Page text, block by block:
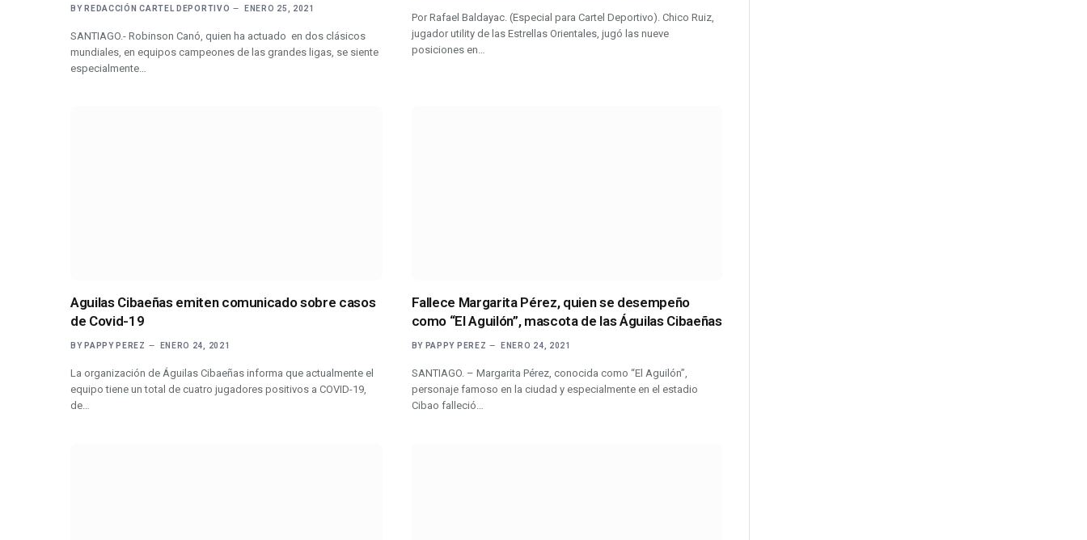
BY REDACCIÓN CARTEL DEPORTIVO ENERO 25, 2021
SANTIAGO.- Robinson Canó, quien ha actuado en dos clásicos
mundiales, en equipos campeones de las grandes ligas, se siente
especialmente…
Por Rafael Baldayac. (Especial para Cartel Deportivo). Chico Ruiz,
jugador utility de las Estrellas Orientales, jugó las nueve
posiciones en…
Aguilas Cibaeñas emiten comunicado sobre casos
de Covid-19
BY PAPPY PEREZ ENERO 24, 2021
La organización de Águilas Cibaeñas informa que actualmente el
equipo tiene un total de cuatro jugadores positivos a COVID-19,
de…
Fallece Margarita Pérez, quien se desempeño
como “El Aguilón”, mascota de las Águilas Cibaeñas
BY PAPPY PEREZ ENERO 24, 2021
SANTIAGO. – Margarita Pérez, conocida como “El Aguilón”,
personaje famoso en la ciudad y especialmente en el estadio
Cibao falleció…